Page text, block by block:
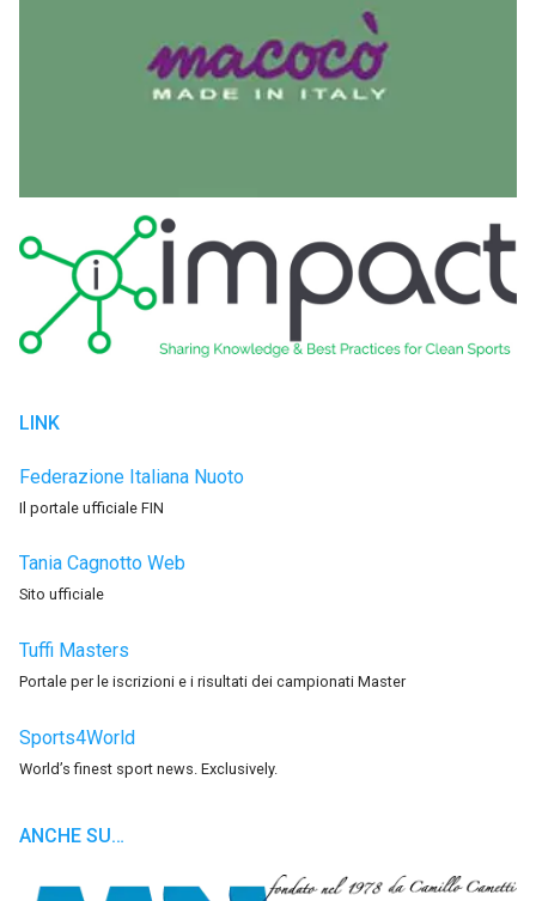
LINK
Federazione Italiana Nuoto
Il portale ufficiale FIN
Tania Cagnotto Web
Sito ufficiale
Tuffi Masters
Portale per le iscrizioni e i risultati dei campionati Master
Sports4World
World’s finest sport news. Exclusively.
ANCHE SU…